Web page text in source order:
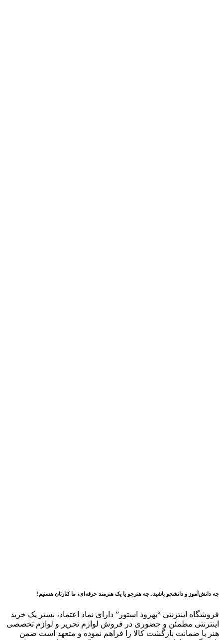
چه دانش‌آموز و دانشجو باشید، چه هنرجو یا یک هنرمند حرفه‌ای، ما کنارتان هستیم!
فروشگاه اینترنتی “بهرود استور” دارای نماد اعتماد، بستر یک خرید
اینترنتی مطمئن و حضوری در فروش لوازم تحریر و لوازم تخصصی
هنر با ضمانت بازگشت کالا را فراهم نموده و متعهد است ضمن